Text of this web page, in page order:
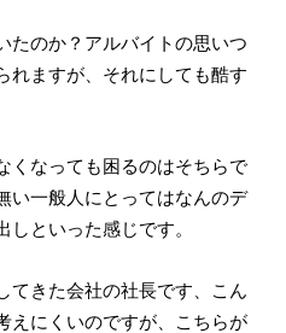
たのか？アルバイトの思いつ
れますが、それにしても酷す
くなっても困るのはそちらで
い一般人にとってはなんのデ
しといった感じです。
てきた会社の社長です、こん
えにくいのですが、こちらが